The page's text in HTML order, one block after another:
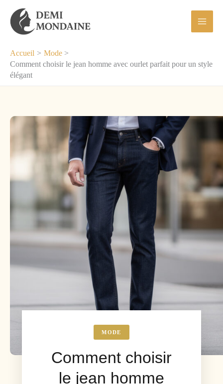
contenu
Accueil
Mode
Comment choisir le jean homme avec ourlet parfait pour un style
élégant
MODE
Comment choisir
le jean homme